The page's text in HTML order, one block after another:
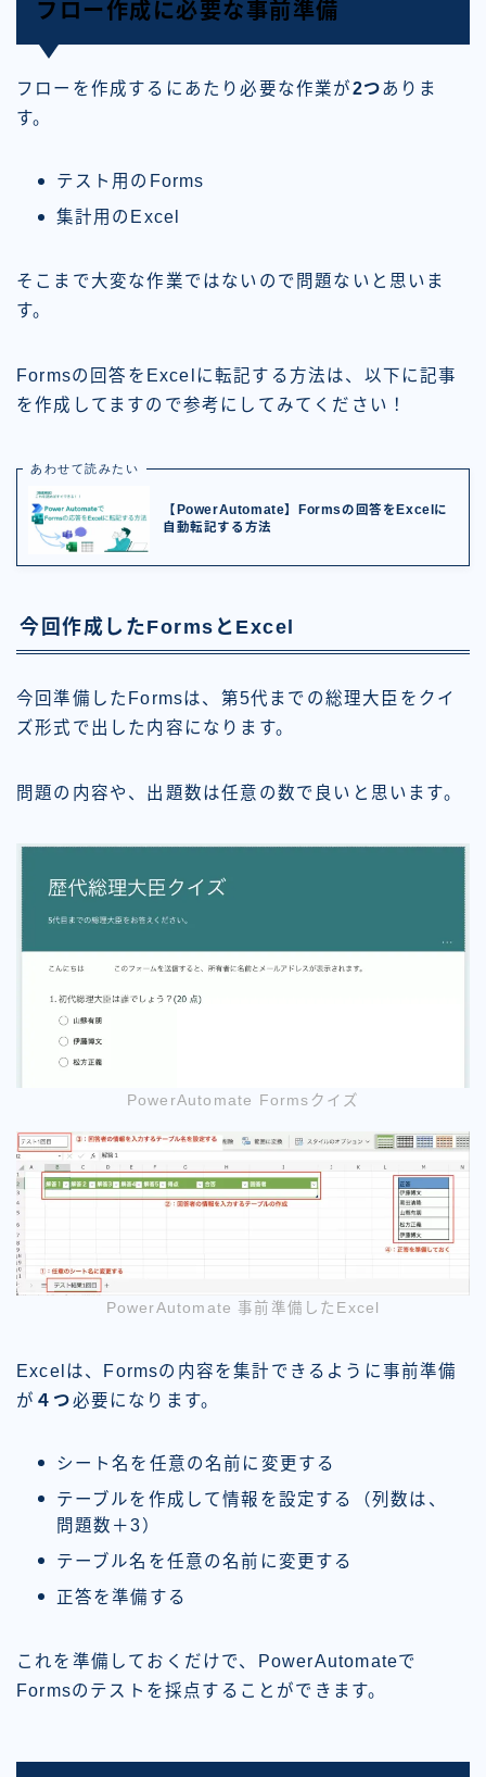
フロー作成に必要な事前準備
フローを作成するにあたり必要な作業が2つありま
す。
テスト用のForms
集計用のExcel
そこまで大変な作業ではないので問題ないと思いま
す。
Formsの回答をExcelに転記する方法は、以下に記事
を作成してますので参考にしてみてください！
あわせて読みたい
【PowerAutomate】Formsの回答をExcelに
自動転記する方法
今回作成したFormsとExcel
今回準備したFormsは、第5代までの総理大臣をクイ
ズ形式で出した内容になります。
問題の内容や、出題数は任意の数で良いと思います。
PowerAutomate Formsクイズ
PowerAutomate 事前準備したExcel
Excelは、Formsの内容を集計できるように事前準備
が ４つ必要になります。
シート名を任意の名前に変更する
テーブルを作成して情報を設定する（列数は、
問題数＋3）
テーブル名を任意の名前に変更する
正答を準備する
これを準備しておくだけで、PowerAutomateで
Formsのテストを採点することができます。